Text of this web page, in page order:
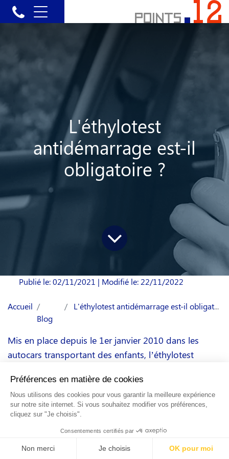
L'éthylotest
antidémarrage est-il
obligatoire ?
Publié le: 02/11/2021 | Modifié le: 22/11/2022
Accueil
Blog
L'éthylotest antidémarrage est-il obligatoire ?
Mis en place depuis le 1er janvier 2010 dans les
autocars transportant des enfants, l’éthylotest
pour tous les véhicules de transport en commun. Si
cette obligation est valable pour les professionnels
titulaires d’un permis D, elle peut aussi l’être pour les
conducteurs sanctionnés pour un délit d’alcoolémie